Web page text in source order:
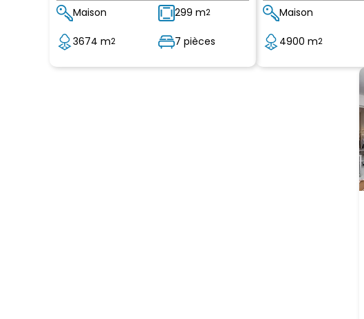
Maison 299 m2
3674 m2 7 pièces
Maison
4900 m2